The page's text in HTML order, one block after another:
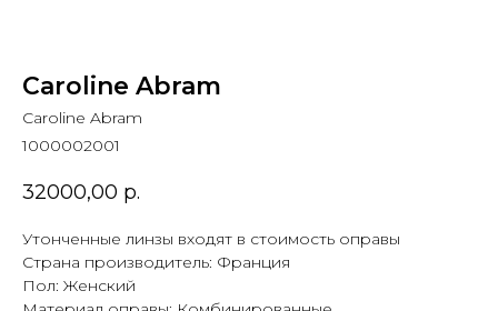
Caroline Abram
Caroline Abram
1000002001
32000,00 р.
Утонченные линзы входят в стоимость оправы
Страна производитель: Франция
Пол: Женский